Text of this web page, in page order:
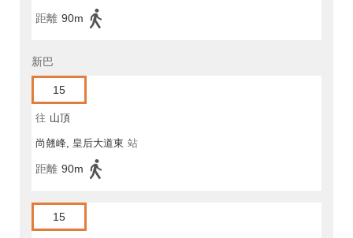
距離 90m
新巴
15
往 山頂
尚翹峰, 皇后大道東 站
距離 90m
15